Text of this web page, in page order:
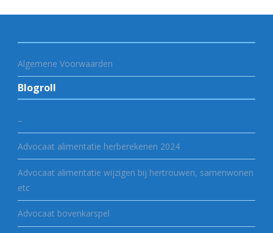
Algemene Voorwaarden
Blogroll
–
Advocaat alimentatie herberekenen 2024
Advocaat alimentatie wijzigen bij hertrouwen, samenwonen
etc
Advocaat bovenkarspel